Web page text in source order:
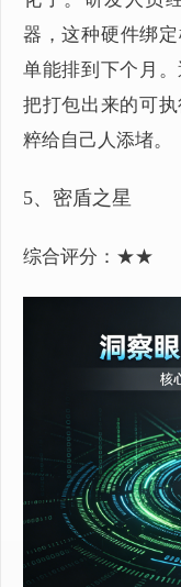
器，这种硬件绑
单能排到下个月
把打包出来的可
粹给自己人添堵。
5、密盾之星
综合评分：★★